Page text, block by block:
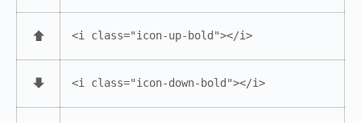
<i class="icon-up-bold"></i>
<i class="icon-down-bold"></i>